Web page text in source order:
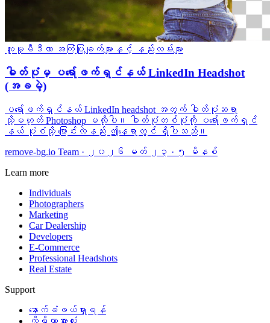
လူမှုမီဒီယာ အကြံပြုချက်များနှင့် နည်းလမ်းများ
ဓါတ်ပုံမှ ပရော်ဖက်ရှင်နယ် LinkedIn Headshot
(အခမဲ့)
ပရော်ဖက်ရှင်နယ် LinkedIn headshot အတွက် ဓါတ်ပုံဆရာ
သို့မဟုတ် Photoshop မလိုပါ။ ဓါတ်ပုံတစ်ပုံကို ပရော်ဖက်ရှင်
နယ် ပုံစံသို့ ပြောင်းလဲနည်း ဤနေရာတွင် ရှိပါသည်။
remove-bg.io Team · ၂၀၂၆ မတ် ၂၃ · ၅ မိနစ်
Learn more
Individuals
Photographers
Marketing
Car Dealership
Developers
E-Commerce
Professional Headshots
Real Estate
Support
နောက်ခံဖယ်ရှားရန်
ကိရိယာအားလုံး